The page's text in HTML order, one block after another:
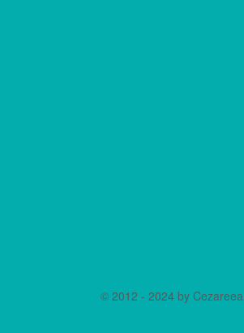
© 2012 - 2024 by Cezareea